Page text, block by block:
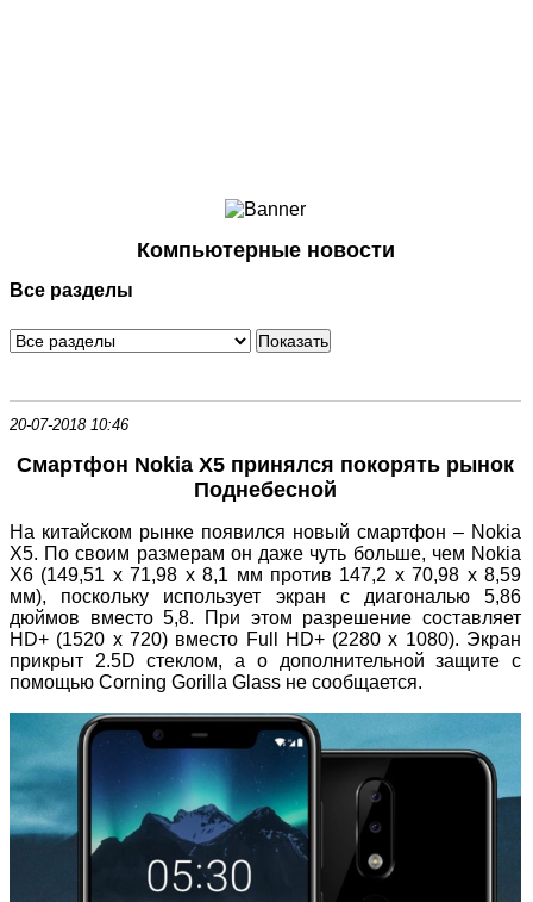
Смартфоны
Периферия
Программное обеспечение
Компьютерные новости
Все разделы
20-07-2018 10:46
Смартфон Nokia X5 принялся покорять рынок
Поднебесной
На китайском рынке появился новый смартфон – Nokia
X5. По своим размерам он даже чуть больше, чем Nokia
X6 (149,51 х 71,98 х 8,1 мм против 147,2 х 70,98 х 8,59
мм), поскольку использует экран с диагональю 5,86
дюймов вместо 5,8. При этом разрешение составляет
HD+ (1520 x 720) вместо Full HD+ (2280 x 1080). Экран
прикрыт 2.5D стеклом, а о дополнительной защите с
помощью Corning Gorilla Glass не сообщается.